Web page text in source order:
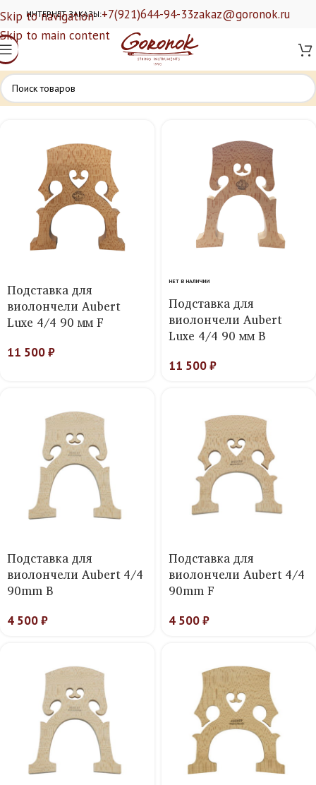
Skip to navigation
Skip to main content
ИНТЕРНЕТ ЗАКАЗЫ:+7(921)644-94-33zakaz@goronok.ru
Подставка для
виолончели Aubert
Luxe 4/4 90 мм F
11 500₽
НЕТ В НАЛИЧИИ
Подставка для
виолончели Aubert
Luxe 4/4 90 мм B
11 500₽
Подставка для
виолончели Aubert 4/4
90mm B
4 500₽
Подставка для
виолончели Aubert 4/4
90mm F
4 500₽